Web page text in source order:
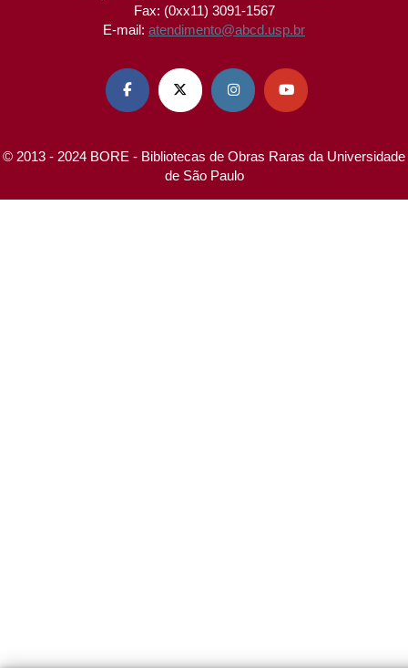
Fax: (0xx11) 3091-1567
E-mail: atendimento@abcd.usp.br
   
© 2013 - 2024 BORE - Bibliotecas de Obras Raras da Universidade
de São Paulo